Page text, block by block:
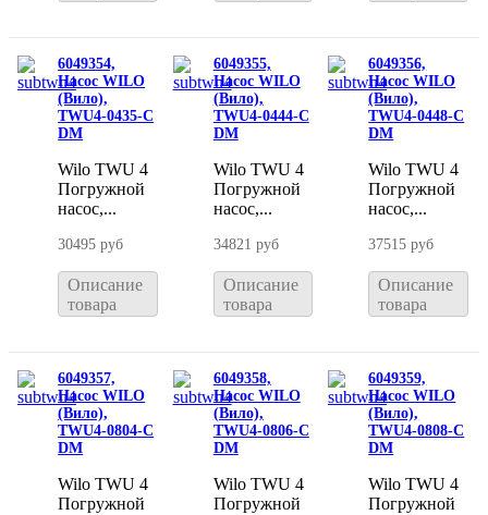
6049354,
Насос WILO
(Вило),
TWU4-0435-C
DM
Wilo TWU 4
Погружной
насос,...
30495 руб
Описание
товара
6049355,
Насос WILO
(Вило),
TWU4-0444-C
DM
Wilo TWU 4
Погружной
насос,...
34821 руб
Описание
товара
6049356,
Насос WILO
(Вило),
TWU4-0448-C
DM
Wilo TWU 4
Погружной
насос,...
37515 руб
Описание
товара
6049357,
Насос WILO
(Вило),
TWU4-0804-C
DM
Wilo TWU 4
Погружной
6049358,
Насос WILO
(Вило),
TWU4-0806-C
DM
Wilo TWU 4
Погружной
6049359,
Насос WILO
(Вило),
TWU4-0808-C
DM
Wilo TWU 4
Погружной